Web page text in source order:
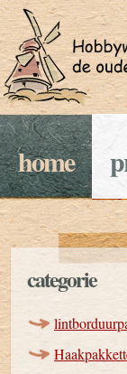
home
categorie